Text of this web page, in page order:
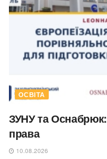
ОСВІТА
ЗУНУ та Оснабрюк:
права
10.08.2026